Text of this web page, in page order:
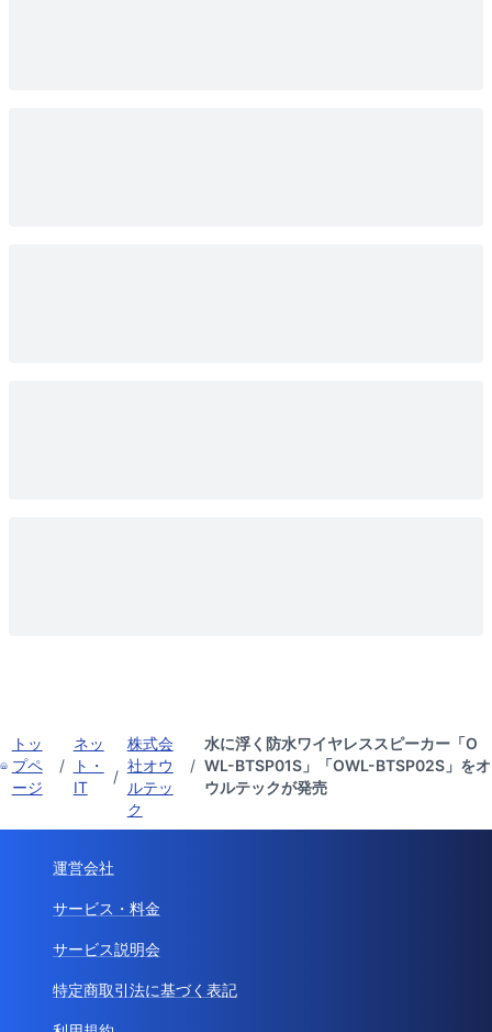
トッ
プペ
ージ
/
ネッ
ト・
IT
/
株式会
社オウ
ルテッ
ク
/
水に浮く防水ワイヤレススピーカー「O
WL-BTSP01S」「OWL-BTSP02S」をオ
ウルテックが発売
運営会社
サービス・料金
サービス説明会
特定商取引法に基づく表記